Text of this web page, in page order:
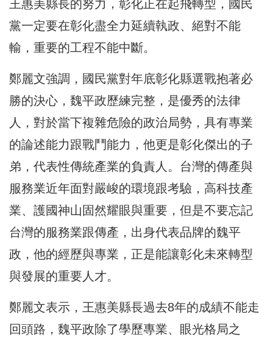
王惠美縣長的努力，彰化正在起飛轉型，國民
黨一定要在彰化盡全力延續執政、絕對不能
輸，重要的工程不能中斷。
鄭麗文強調，國民黨對年底彰化縣選戰抱著必
勝的決心，魏平政歷練完整，是優秀的法律
人，對於當下複雜危險的政治局勢，具有專業
的論述能力跟戰鬥能力，他更是彰化傑出的子
弟，代表性傳統產業的負責人。台灣的傳產與
服務業近年面對嚴峻的環境跟考驗，高科技產
業、護國神山固然耀眼與重要，但是不要忘記
台灣的服務業跟傳產，出身代表品牌的魏平
政，他的經歷與專業，正是能讓彰化未來轉型
與發展的重要人才。
鄭麗文表示，王惠美縣長過去8年的成績不能走
回頭路，魏平政除了學歷專業、眼光格局之